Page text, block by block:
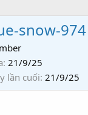
snow-974
21/9/25
lần cuối 21/9/25